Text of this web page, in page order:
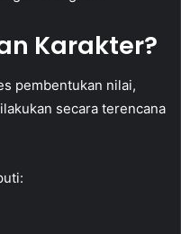
Karakter?
pembentukan nilai,
secara terencana